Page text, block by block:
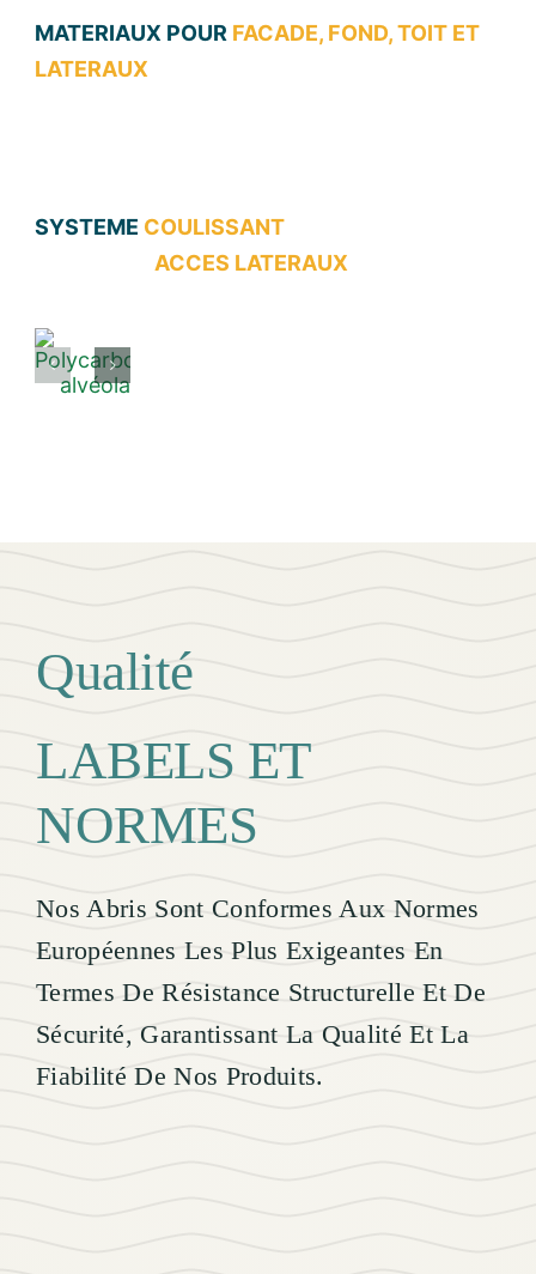
MATERIAUX POUR FACADE, FOND, TOIT ET
LATERAUX
SYSTEME COULISSANT
ACCES LATERAUX
Qualité
LABELS ET
NORMES
Nos Abris Sont Conformes Aux Normes
Européennes Les Plus Exigeantes En
Termes De Résistance Structurelle Et De
Sécurité, Garantissant La Qualité Et La
Fiabilité De Nos Produits.